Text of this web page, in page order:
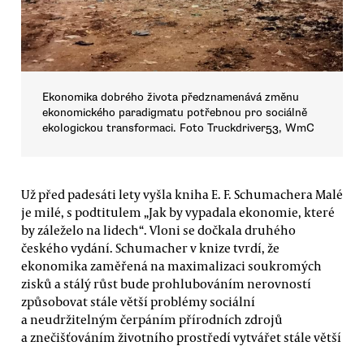
Ekonomika dobrého života předznamenává změnu
ekonomického paradigmatu potřebnou pro sociálně
ekologickou transformaci. Foto Truckdriver53, WmC
Už před padesáti lety vyšla kniha E. F. Schumachera Malé
je milé, s podtitulem „Jak by vypadala ekonomie, které
by záleželo na lidech“. Vloni se dočkala druhého
českého vydání. Schumacher v knize tvrdí, že
ekonomika zaměřená na maximalizaci soukromých
zisků a stálý růst bude prohlubováním nerovností
způsobovat stále větší problémy sociální
a neudržitelným čerpáním přírodních zdrojů
a znečišťováním životního prostředí vytvářet stále větší